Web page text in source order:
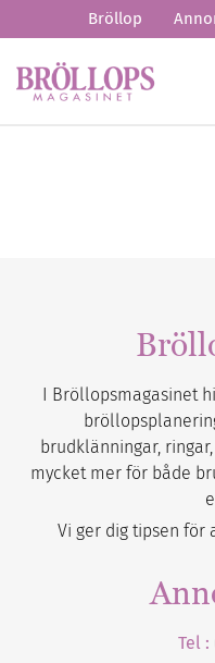
Bröllop
I Bröllopsmagasinet
brudklänningar,
mycket mer för både
Vi ger dig tipsen för
Tel :